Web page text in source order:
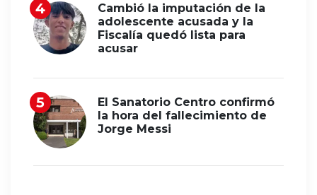
Cambió la imputación de la
adolescente acusada y la
Fiscalía quedó lista para
acusar
El Sanatorio Centro confirmó
la hora del fallecimiento de
Jorge Messi